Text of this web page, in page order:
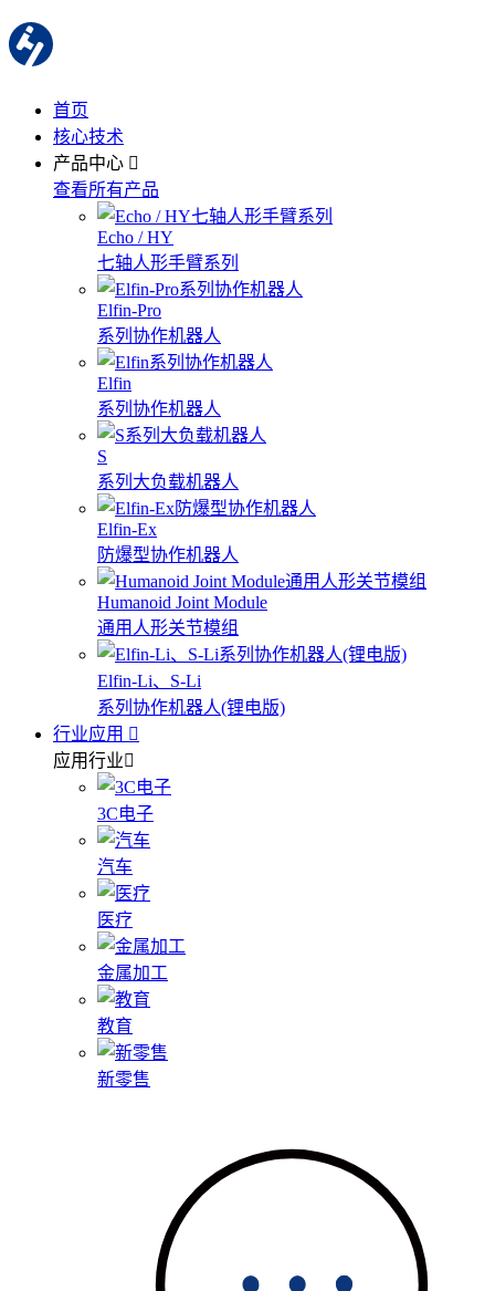
首页
核心技术
产品中心
查看所有产品
Echo / HY
七轴人形手臂系列
Elfin-Pro
系列协作机器人
Elfin
系列协作机器人
S
系列大负载机器人
Elfin-Ex
防爆型协作机器人
Humanoid Joint Module
通用人形关节模组
Elfin-Li、S-Li
系列协作机器人(锂电版)
行业应用
应用行业
3C电子
汽车
医疗
金属加工
教育
新零售